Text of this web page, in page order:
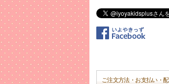
ご注文方法・お支払い・配